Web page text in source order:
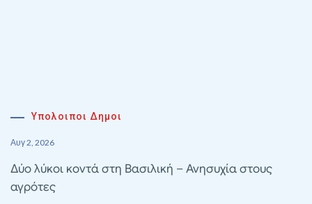
Υπολοιποι Δημοι
Αυγ 2, 2026
Δύο λύκοι κοντά στη Βασιλική – Ανησυχία στους
αγρότες